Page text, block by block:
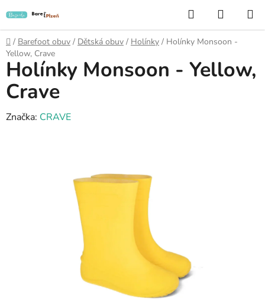
na
obsah
Hledat
KOŠÍK
Domů
/ Barefoot obuv / Dětská obuv / Holínky / Holínky Monsoon -
Yellow, Crave
Holínky Monsoon - Yellow,
Crave
Značka: CRAVE